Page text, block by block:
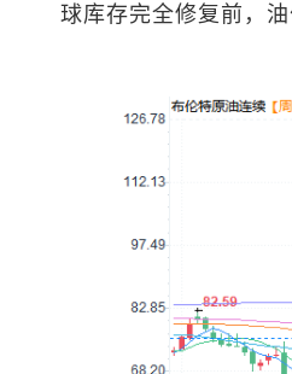
球库存完全修复前，